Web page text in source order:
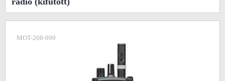
MOT-208-999